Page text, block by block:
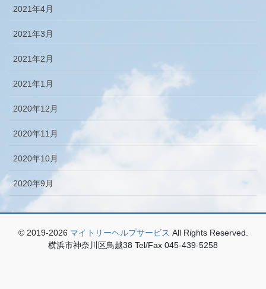
2021年4月
2021年3月
2021年2月
2021年1月
2020年12月
2020年11月
2020年10月
2020年9月
© 2019-2026 マイトリーヘルプサービス All Rights Reserved.
横浜市神奈川区鳥越38 Tel/Fax 045-439-5258